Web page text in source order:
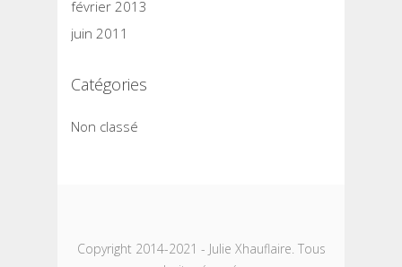
février 2013
juin 2011
Catégories
Non classé
Copyright 2014-2021 - Julie Xhauflaire. Tous